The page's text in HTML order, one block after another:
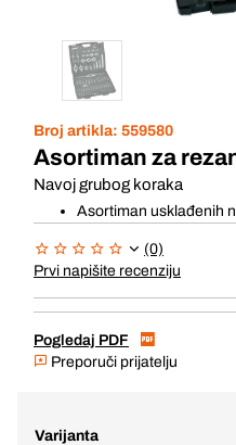
Broj artikla: 559580
Asortiman za
Navoj grubog koraka
Asortiman usklađenih
(0)
Prvi napišite recenziju
Pogledaj PDF
Preporuči prijatelju
Varijanta